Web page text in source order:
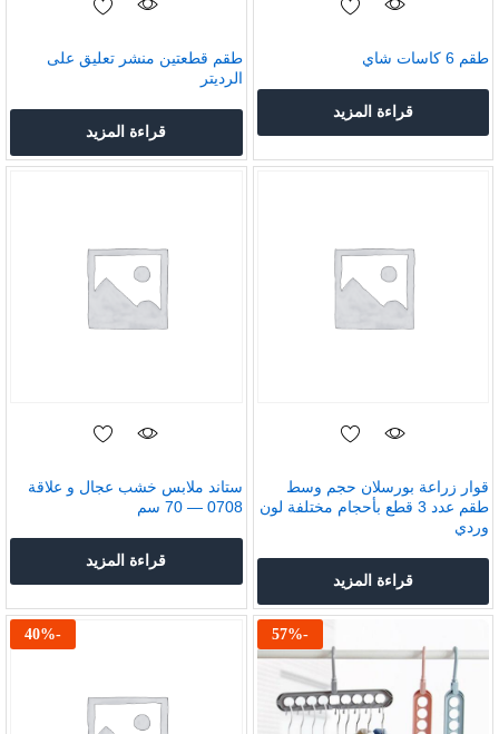
طقم 6 كاسات شاي
قراءة المزيد
طقم قطعتين منشر تعليق على
الرديتر
قراءة المزيد
قوار زراعة بورسلان حجم وسط
طقم عدد 3 قطع بأحجام مختلفة لون
وردي
قراءة المزيد
ستاند ملابس خشب عجال و علاقة
0708 — 70 سم
قراءة المزيد
-
57%
-
40%